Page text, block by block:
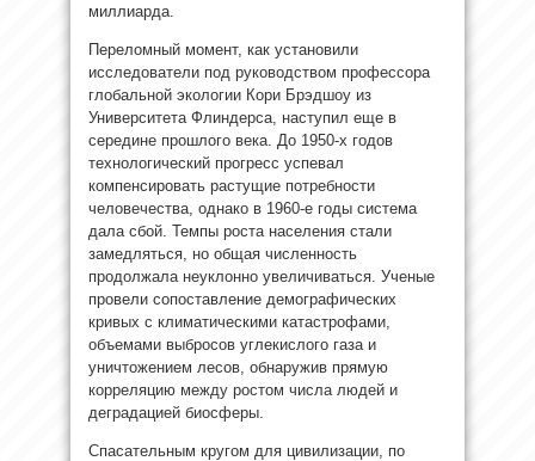
миллиарда.
Переломный момент, как установили
исследователи под руководством профессора
глобальной экологии Кори Брэдшоу из
Университета Флиндерса, наступил еще в
середине прошлого века. До 1950-х годов
технологический прогресс успевал
компенсировать растущие потребности
человечества, однако в 1960-е годы система
дала сбой. Темпы роста населения стали
замедляться, но общая численность
продолжала неуклонно увеличиваться. Ученые
провели сопоставление демографических
кривых с климатическими катастрофами,
объемами выбросов углекислого газа и
уничтожением лесов, обнаружив прямую
корреляцию между ростом числа людей и
деградацией биосферы.
Спасательным кругом для цивилизации, по